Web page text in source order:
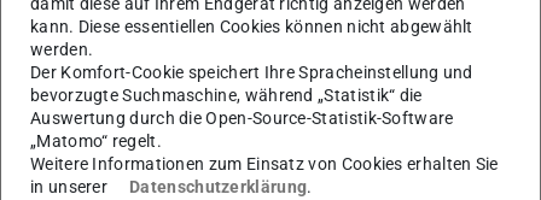
Wissenschaftlicher Mitarbeiter
Kontakt
schommartz@cps.tu-...
+49 6151 16-23073
kann. Diese essentiellen Cookies können nicht abgewählt
werden.
Der Komfort-Cookie speichert Ihre Spracheinstellung und
bevorzugte Suchmaschine, während „Statistik“ die
Auswertung durch die Open-Source-Statistik-Software
„Matomo“ regelt.
Weitere Informationen zum Einsatz von Cookies erhalten Sie
in unserer
Datenschutzerklärung.